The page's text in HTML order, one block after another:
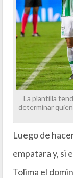
La plantilla
determinar
Luego de
empatara y, si
Tolima el